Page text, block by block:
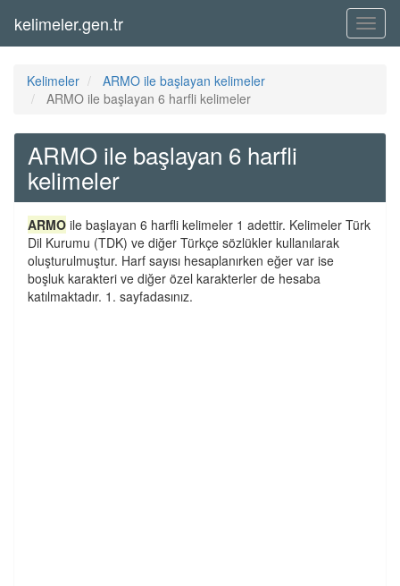
Menü
kelimeler.gen.tr
Kelimeler
ARMO ile başlayan kelimeler
ARMO ile başlayan 6 harfli kelimeler
ARMO ile başlayan 6 harfli
kelimeler
ARMO ile başlayan 6 harfli kelimeler 1 adettir. Kelimeler Türk
Dil Kurumu (TDK) ve diğer Türkçe sözlükler kullanılarak
oluşturulmuştur. Harf sayısı hesaplanırken eğer var ise
boşluk karakteri ve diğer özel karakterler de hesaba
katılmaktadır. 1. sayfadasınız.